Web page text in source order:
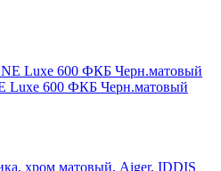
Luxe 600 ФКБ Черн.матовый